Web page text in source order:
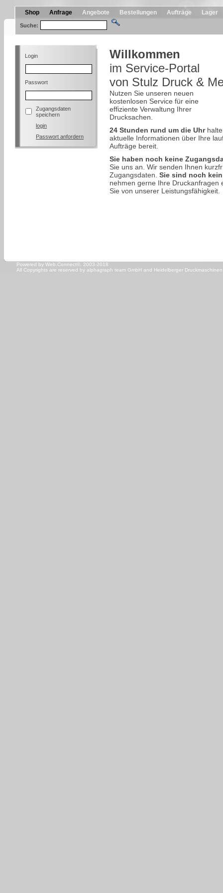
Shop Anfrage Angebote Bestellungen Aufträge Lager
Suche:
Login
Passwort
Zugangsdaten
speichern
login
Passwort anfordern
Willkommen
im Service-Portal
von Stulz Druck &
Nutzen Sie unseren neuen
kostenlosen Service für eine
effiziente Verwaltung Ihrer
Drucksachen.
24 Stunden rund um die Uhr
aktuelle Informationen über Ihre
Aufträge bereit.
Sie haben noch keine
Sie uns an. Wir senden Ihnen
Zugangsdaten. Sie sind noch
nehmen gerne Ihre Druckanfragen
Sie von unserer Leistungsfähigkeit.
Powered by Web.Connect©. 2003-2018
All Copyrights are reserved by alphagraph team GmbH and Heidelberger